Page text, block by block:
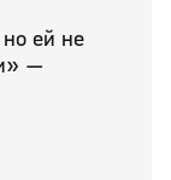
ей не
—